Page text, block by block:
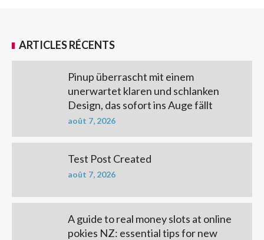
ARTICLES RÉCENTS
Pinup überrascht mit einem
unerwartet klaren und schlanken
Design, das sofort ins Auge fällt
août 7, 2026
Test Post Created
août 7, 2026
A guide to real money slots at online
pokies NZ: essential tips for new